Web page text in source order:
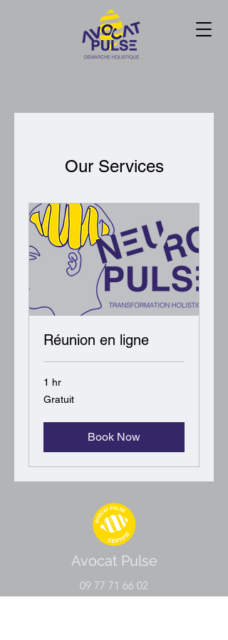
Our Services
Réunion en ligne
1 hr
Gratuit
Gratuit
Book Now
Avocat Pulse
09 77 71 66 02